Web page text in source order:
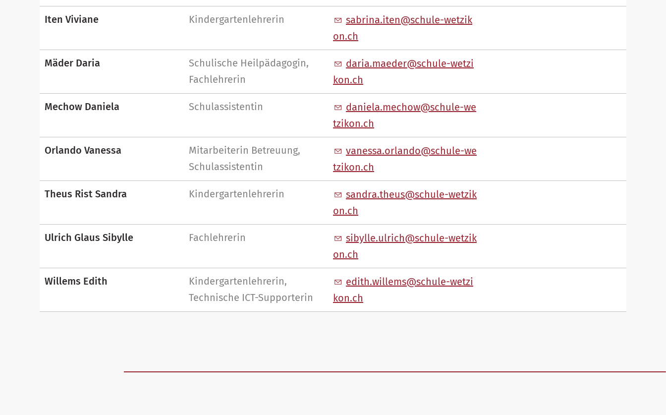
Iten Viviane Kindergartenlehrerin s br n t n sch l -w tz k
n ch
Mäder Daria
Schulische Heilpädagogin,
Fachlehrerin
d r m d r sch l -w tz
k n ch
Mechow Daniela Schulassistentin d n l m ch w sch l -w
tz k n ch
Orlando Vanessa
Mitarbeiterin Betreuung,
Schulassistentin
v n ss rl nd sch l -w
tz k n ch
Theus Rist Sandra Kindergartenlehrerin s ndr th s sch l -w tz k
n ch
Ulrich Glaus Sibylle Fachlehrerin s byll lr ch sch l -w tz k
n ch
Willems Edith
Kindergartenlehrerin,
Technische ICT-Supporterin
d th w ll ms sch l -w tz
k n ch